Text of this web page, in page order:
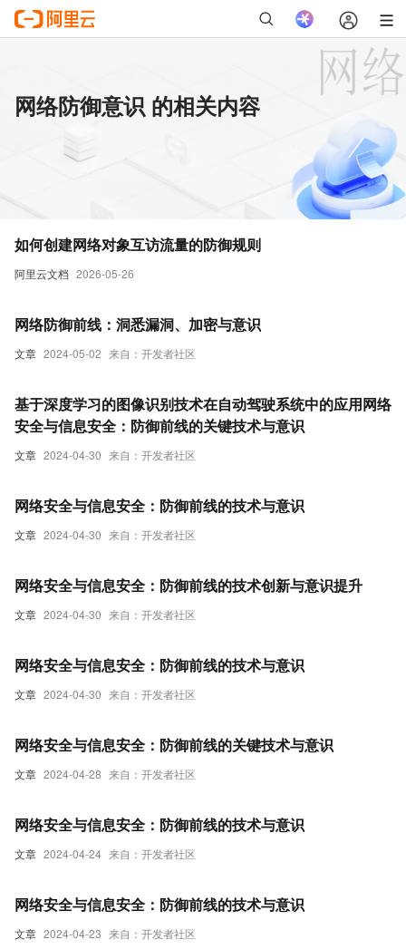
网络防御意识 的相关内容
阿里云文档 2026-05-26
如何创建网络对象互访流量的防御规则
文章 2024-05-02 来自：开发者社区
网络防御前线：洞悉漏洞、加密与意识
文章 2024-04-30 来自：开发者社区
基于深度学习的图像识别技术在自动驾驶系统中的应用网络
安全与信息安全：防御前线的关键技术与意识
文章 2024-04-30 来自：开发者社区
网络安全与信息安全：防御前线的技术与意识
文章 2024-04-30 来自：开发者社区
网络安全与信息安全：防御前线的技术创新与意识提升
文章 2024-04-30 来自：开发者社区
网络安全与信息安全：防御前线的技术与意识
文章 2024-04-28 来自：开发者社区
网络安全与信息安全：防御前线的关键技术与意识
文章 2024-04-24 来自：开发者社区
网络安全与信息安全：防御前线的技术与意识
文章 2024-04-23 来自：开发者社区
网络安全与信息安全：防御前线的技术与意识